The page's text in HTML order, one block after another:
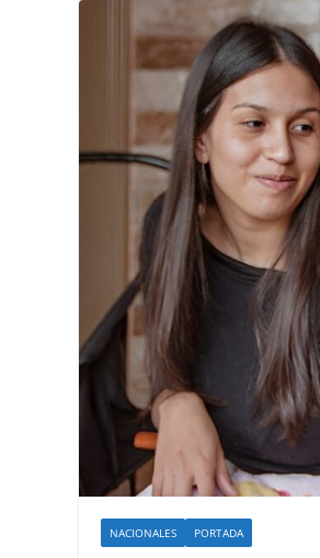
NACIONALES PORTADA